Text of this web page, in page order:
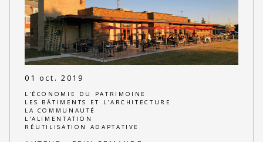
01 oct. 2019
L'ÉCONOMIE DU PATRIMOINE
LES BÂTIMENTS ET L'ARCHITECTURE
LA COMMUNAUTÉ
L'ALIMENTATION
RÉUTILISATION ADAPTATIVE